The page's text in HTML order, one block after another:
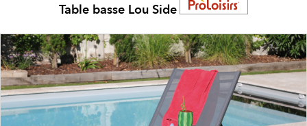
Table basse Lou Side